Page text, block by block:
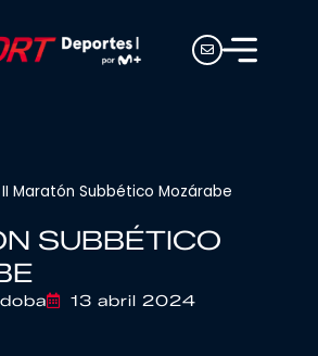
II Maratón Subbético Mozárabe
SUBBÉTICO
13 abril 2024